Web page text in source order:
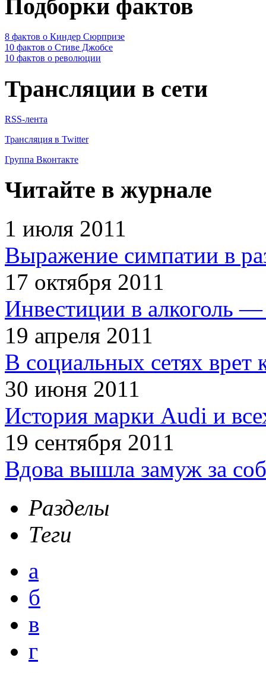
Подборки фактов
8 фактов о Киндер Сюрпризе
10 фактов о Стиве Джобсе
10 фактов о революции
Трансляции в сети
RSS-лента
Трансляция в Twitter
Группа Вконтакте
Читайте в журнале
1 июля 2011
Выражение симпатии в
17 октября 2011
Инвестиции в алкоголь —
19 апреля 2011
В социальных сетях врет
30 июня 2011
История марки Audi и
19 сентября 2011
Вдова вышла замуж за
Разделы
Теги
а
б
в
г